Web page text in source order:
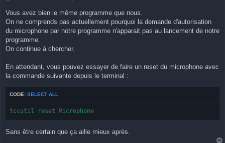
t
Vous avez bien le même programme que nous.
On ne comprends pas actuellement pourquoi la demande d'autorisation
du microphone par notre programme n'apparait pas au lancement de notre
programme.
On continue à chercher.
En attendant, vous pouvez essayer de faire un reset du microphone avec
la commande suivante depuis le terminal :
CODE: SELECT ALL
tccutil reset Microphone
Sans être certain que ça aille mieux après.